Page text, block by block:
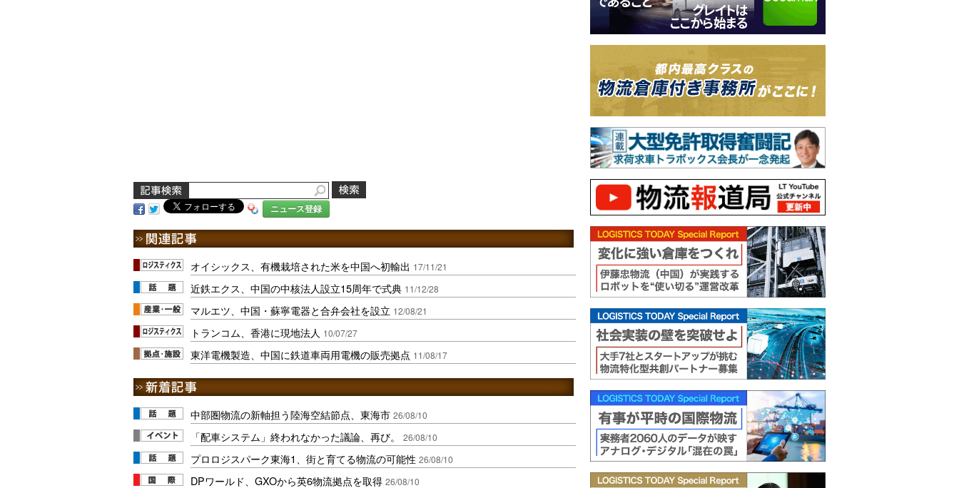
ニュース登録
オイシックス、有機栽培された米を中国へ初輸出 17/11/21
近鉄エクス、中国の中核法人設立15周年で式典 11/12/28
マルエツ、中国・蘇寧電器と合弁会社を設立 12/08/21
トランコム、香港に現地法人 10/07/27
東洋電機製造、中国に鉄道車両用電機の販売拠点 11/08/17
中部圏物流の新軸担う陸海空結節点、東海市 26/08/10
「配車システム」終われなかった議論、再び。 26/08/10
プロロジスパーク東海1、街と育てる物流の可能性 26/08/10
DPワールド、GXOから英6物流拠点を取得 26/08/10